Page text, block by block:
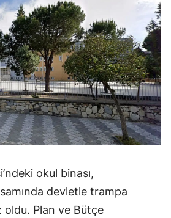
okul binası,
devletle trampa
oldu. Plan ve Bütçe